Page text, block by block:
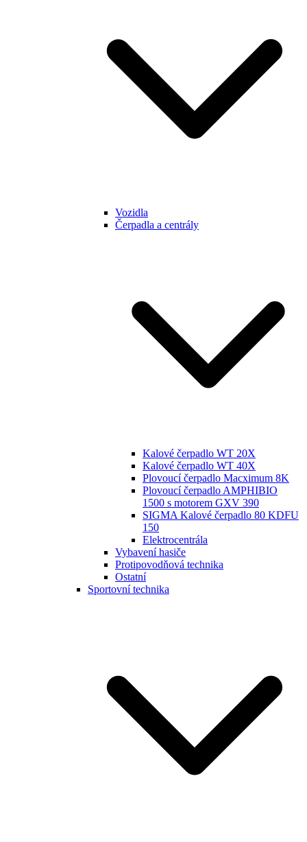
Vozidla
Čerpadla a centrály
Kalové čerpadlo WT 20X
Kalové čerpadlo WT 40X
Plovoucí čerpadlo Macximum 8K
Plovoucí čerpadlo AMPHIBIO
1500 s motorem GXV 390
SIGMA Kalové čerpadlo 80 KDFU
150
Elektrocentrála
Vybavení hasiče
Protipovodňová technika
Ostatní
Sportovní technika